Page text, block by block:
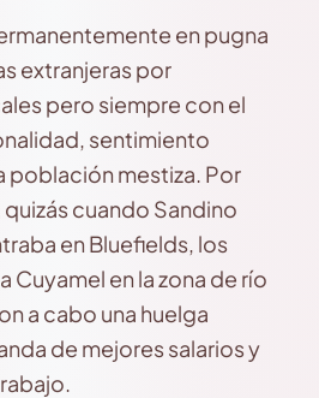
en pugna
extranjeras por
pero siempre con el
sentimiento
población mestiza. Por
quizás cuando Sandino
en Bluefields, los
Cuyamel en la zona de río
a cabo una huelga
de mejores salarios y